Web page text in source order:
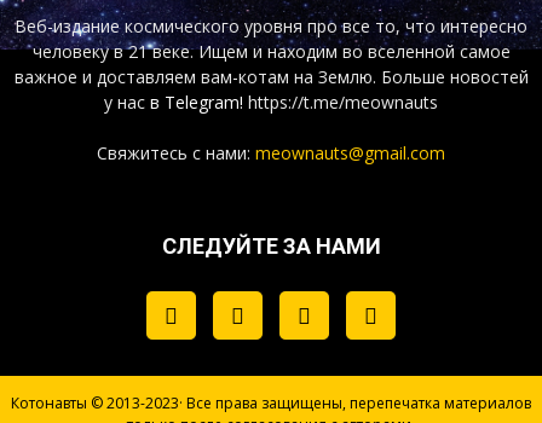
Веб-издание космического уровня про все то, что интересно
человеку в 21 веке. Ищем и находим во вселенной самое
важное и доставляем вам-котам на Землю. Больше новостей
у нас в Telegram! https://t.me/meownauts
Свяжитесь с нами: meownauts@gmail.com
СЛЕДУЙТЕ ЗА НАМИ
Котонавты © 2013-2023· Все права защищены, перепечатка материалов